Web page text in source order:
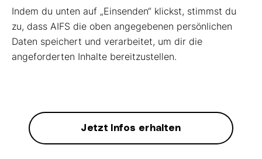
Indem du unten auf „Einsenden“ klickst, stimmst du
zu, dass AIFS die oben angegebenen persönlichen
Daten speichert und verarbeitet, um dir die
angeforderten Inhalte bereitzustellen.